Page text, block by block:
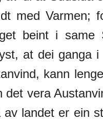
med Varmen;
beint i same
at dei ganga
kann
det vera
av landet er ein